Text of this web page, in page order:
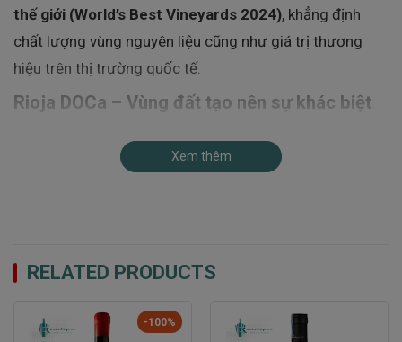
thế giới (World’s Best Vineyards 2024), khẳng định
chất lượng vùng nguyên liệu cũng như giá trị thương
hiệu trên thị trường quốc tế.
Rioja DOCa – Vùng đất tạo nên sự khác biệt
Không giống nhiều chai vang trắng Rioja chỉ sử dụng
nho từ một khu vực, Vivanco lựa chọn nguyên liệu từ
Briones (Rioja Alta)với khí hậu chịu ảnh hưởng Đại
lịch.
Xem thêm
RELATED PRODUCTS
-100%